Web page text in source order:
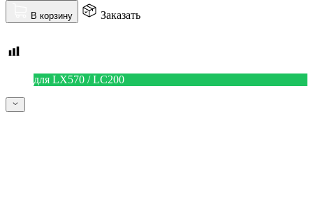
В корзину Заказать
для LX570 / LC200